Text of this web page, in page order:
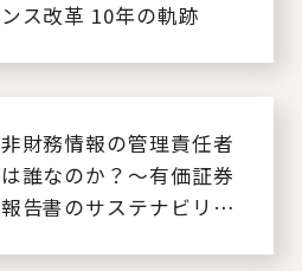
ンス改革 10年の軌跡
非財務情報の管理責任者
は誰なのか？～有価証券
報告書のサステナビリテ